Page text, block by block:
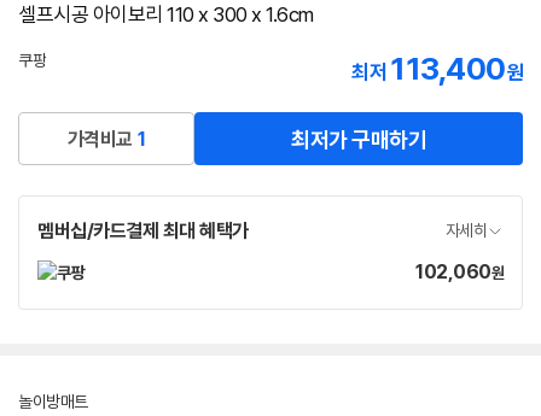
셀프시공 아이보리 110 x 300 x 1.6cm
쿠팡
최저 113,400원
가격비교 1 최저가 구매하기
멤버십/카드결제 최대 혜택가 자세히
가
102,060원
놀이방매트